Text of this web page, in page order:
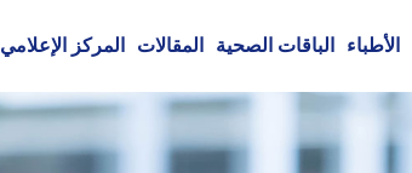
الأطباء الباقات الصحية المقالات المركز الإعلامي